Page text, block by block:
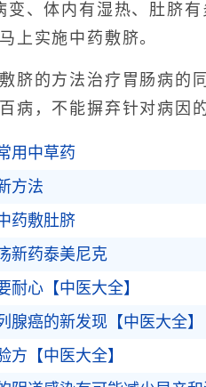
变、体内有湿热、肚脐
上实施中药敷脐。
的方法治疗胃肠病的同
病，不能摒弃针对病因
用中草药
方法
药敷肚脐
新药泰美尼克
耐心【中医大全】
腺癌的新发现【中医大全】
方【中医大全】